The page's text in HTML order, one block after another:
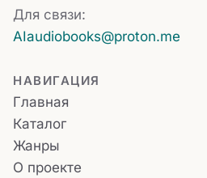
Для связи:
AIaudiobooks@proton.me
НАВИГАЦИЯ
Главная
Каталог
Жанры
О проекте